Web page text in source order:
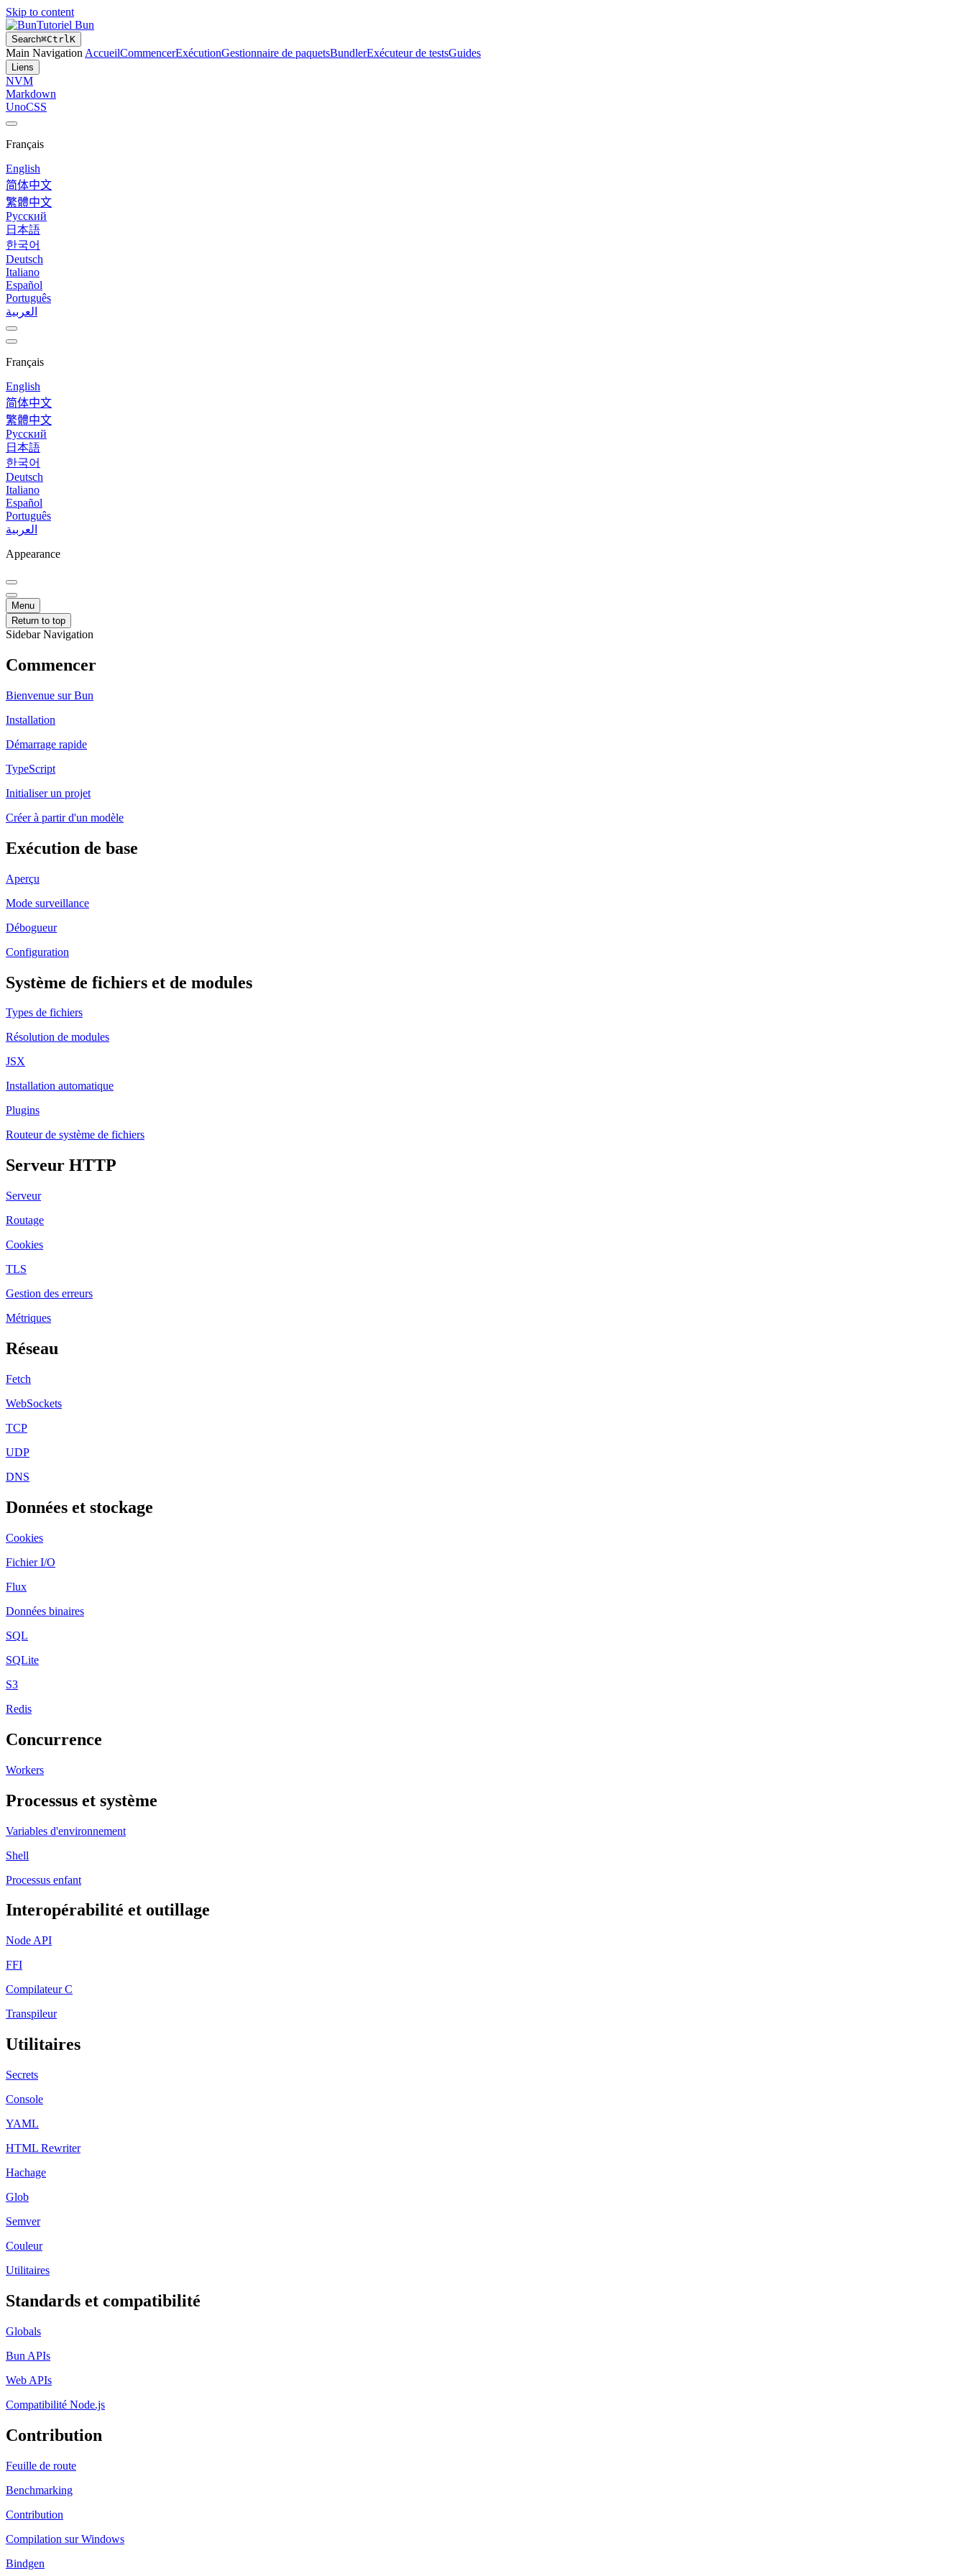
Skip to content
Tutoriel Bun
Search⌘CtrlK
Main Navigation AccueilCommencerExécutionGestionnaire de paquetsBundlerExécuteur de testsGuides
Liens
NVM
Markdown
UnoCSS
Français
English
简体中文
繁體中文
Русский
日本語
한국어
Deutsch
Italiano
Español
Português
العربية
Français
English
简体中文
繁體中文
Русский
日本語
한국어
Deutsch
Italiano
Español
Português
العربية
Appearance
Menu
Return to top
Sidebar Navigation
Commencer
Bienvenue sur Bun
Installation
Démarrage rapide
TypeScript
Initialiser un projet
Créer à partir d'un modèle
Exécution de base
Aperçu
Mode surveillance
Débogueur
Configuration
Système de fichiers et de modules
Types de fichiers
Résolution de modules
JSX
Installation automatique
Plugins
Routeur de système de fichiers
Serveur HTTP
Serveur
Routage
Cookies
TLS
Gestion des erreurs
Métriques
Réseau
Fetch
WebSockets
TCP
UDP
DNS
Données et stockage
Cookies
Fichier I/O
Flux
Données binaires
SQL
SQLite
S3
Redis
Concurrence
Workers
Processus et système
Variables d'environnement
Shell
Processus enfant
Interopérabilité et outillage
Node API
FFI
Compilateur C
Transpileur
Utilitaires
Secrets
Console
YAML
HTML Rewriter
Hachage
Glob
Semver
Couleur
Utilitaires
Standards et compatibilité
Globals
Bun APIs
Web APIs
Compatibilité Node.js
Contribution
Feuille de route
Benchmarking
Contribution
Compilation sur Windows
Bindgen